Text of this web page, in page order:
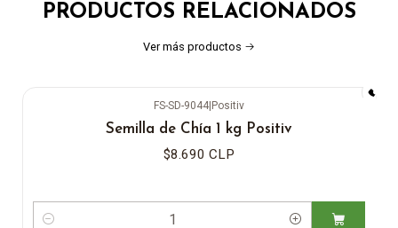
PRODUCTOS RELACIONADOS
Ver más productos
FS-SD-9044|Positiv
Semilla de Chía 1 kg Positiv
$8.690 CLP